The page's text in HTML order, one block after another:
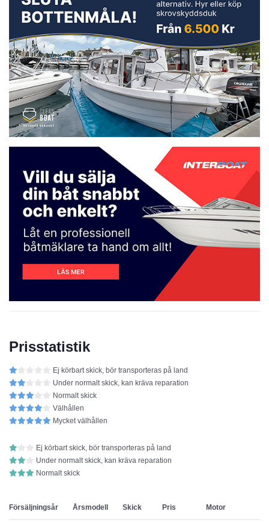
Prisstatistik
Ej körbart skick, bör transporteras på land
Under normalt skick, kan kräva reparation
Normalt skick
Välhållen
Mycket välhållen
Ej körbart skick, bör transporteras på land
Under normalt skick, kan kräva reparation
Normalt skick
Försäljningsår Årsmodell Skick Pris Motor